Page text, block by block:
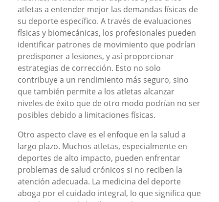
atletas a entender mejor las demandas físicas de
su deporte específico. A través de evaluaciones
físicas y biomecánicas, los profesionales pueden
identificar patrones de movimiento que podrían
predisponer a lesiones, y así proporcionar
estrategias de corrección. Esto no solo
contribuye a un rendimiento más seguro, sino
que también permite a los atletas alcanzar
niveles de éxito que de otro modo podrían no ser
posibles debido a limitaciones físicas.
Otro aspecto clave es el enfoque en la salud a
largo plazo. Muchos atletas, especialmente en
deportes de alto impacto, pueden enfrentar
problemas de salud crónicos si no reciben la
atención adecuada. La medicina del deporte
aboga por el cuidado integral, lo que significa que